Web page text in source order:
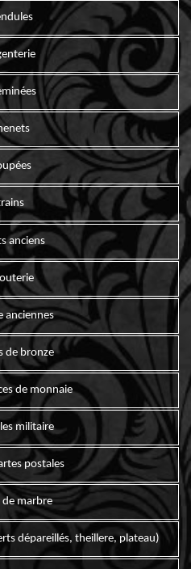
anciens
anciennes
de bronze
de monnaie
militaire
postales
de marbre
dépareillés, theillere, plateau)